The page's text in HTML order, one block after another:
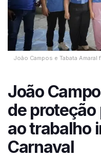
João Campos e Tabata
João
de
ao trabalho
Carnaval